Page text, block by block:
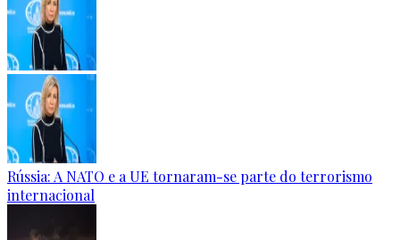
Rússia: A NATO e a UE tornaram-se parte do terrorismo
internacional